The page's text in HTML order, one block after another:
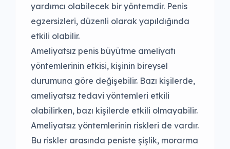
yardımcı olabilecek bir yöntemdir. Penis
egzersizleri, düzenli olarak yapıldığında
etkili olabilir.
Ameliyatsız penis büyütme ameliyatı
yöntemlerinin etkisi, kişinin bireysel
durumuna göre değişebilir. Bazı kişilerde,
ameliyatsız tedavi yöntemleri etkili
olabilirken, bazı kişilerde etkili olmayabilir.
Ameliyatsız yöntemlerinin riskleri de vardır.
Bu riskler arasında peniste şişlik, morarma